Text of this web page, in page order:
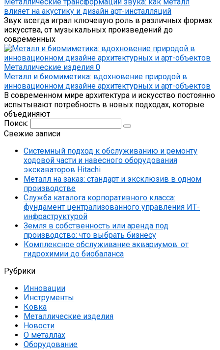
Металлические трансформации звука: как металл
влияет на акустику и дизайн арт-инсталляций
Звук всегда играл ключевую роль в различных формах
искусства, от музыкальных произведений до
современных
Металлические изделия 0
Металл и биомиметика: вдохновение природой в
инновационном дизайне архитектурных и арт-объектов
В современном мире архитектура и искусство постоянно
испытывают потребность в новых подходах, которые
объединяют
Поиск:
Свежие записи
Системный подход к обслуживанию и ремонту
ходовой части и навесного оборудования
экскаваторов Hitachi
Металл на заказ: стандарт и эксклюзив в одном
производстве
Служба каталога корпоративного класса:
фундамент централизованного управления ИТ-
инфраструктурой
Земля в собственность или аренда под
производство: что выбрать бизнесу
Комплексное обслуживание аквариумов: от
гидрохимии до биобаланса
Рубрики
Инновации
Инструменты
Ковка
Металлические изделия
Новости
О металлах
Оборудование